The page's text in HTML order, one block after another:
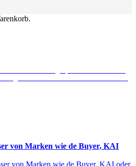
von Marken wie de Buyer, KAI